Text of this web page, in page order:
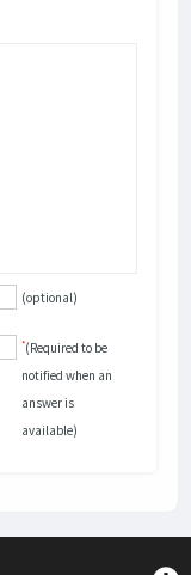
(optional)
*(Required to be
notified when an
answer is
available)